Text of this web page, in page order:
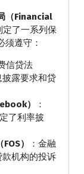
（Financial
定了一系列保
须遵守：
信贷法
露要求和贷
）
：
了利率披
）
：金融
机构的投诉